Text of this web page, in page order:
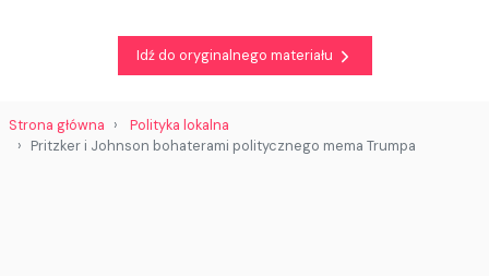
Idź do oryginalnego materiału
Strona główna
Polityka lokalna
Pritzker i Johnson bohaterami politycznego mema Trumpa